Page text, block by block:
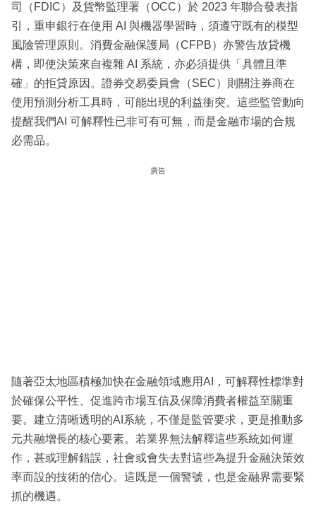
司（FDIC）及貨幣監理署（OCC）於 2023 年聯合發表指
引，重申銀行在使用 AI 與機器學習時，須遵守既有的模型
風險管理原則。消費金融保護局（CFPB）亦警告放貸機
構，即使決策來自複雜 AI 系統，亦必須提供「具體且準
確」的拒貸原因。證券交易委員會（SEC）則關注券商在
使用預測分析工具時，可能出現的利益衝突。這些監管動向
提醒我們AI 可解釋性已非可有可無，而是金融市場的合規
必需品。
廣告
隨著亞太地區積極加快在金融領域應用AI，可解釋性標準對
於確保公平性、促進跨市場互信及保障消費者權益至關重
要。建立清晰透明的AI系統，不僅是監管要求，更是推動多
元共融增長的核心要素。若業界無法解釋這些系統如何運
作，甚或理解錯誤，社會或會失去對這些為提升金融決策效
率而設的技術的信心。這既是一個警號，也是金融界需要緊
抓的機遇。